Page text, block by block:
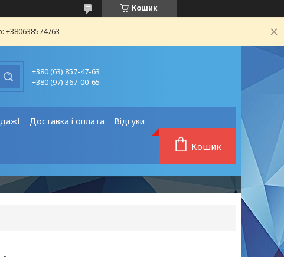
Кошик
+380638574763
+380 (63) 857-47-63
+380 (97) 367-00-65
Доставка і оплата Відгуки
Кошик